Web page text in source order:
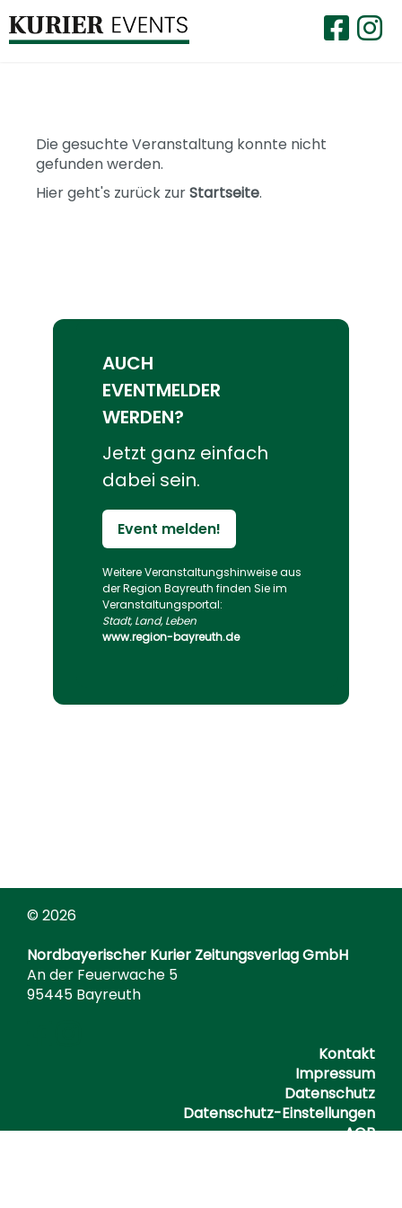
Die gesuchte Veranstaltung konnte nicht
gefunden werden.
Hier geht's zurück zurStartseite.
AUCH
EVENTMELDER
WERDEN?
Jetzt ganz einfach
dabei sein.
Event melden!
Weitere Veranstaltungs­hinweise aus
der Region Bayreuth finden Sie im
Veranstaltungs­portal:
Stadt, Land, Leben
www.region-bayreuth.de
© 2026
Nordbayerischer Kurier Zeitungsverlag GmbH
An der Feuerwache 5
95445 Bayreuth
Kontakt
Impressum
Datenschutz
Datenschutz-Einstellungen
AGB